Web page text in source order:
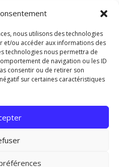
nous utilisons des technologies
et/ou accéder aux informations des
technologies nous permettra de
de navigation ou les ID
consentir ou de retirer son
sur certaines caractéristiques
du site Facebook ou de
FACEBOOK est une